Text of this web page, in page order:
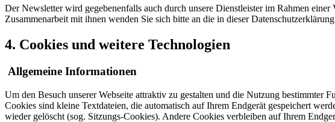
Der Newsletter wird gegebenenfalls auch durch unsere Dienstleister im Rahmen
Zusammenarbeit mit ihnen wenden Sie sich bitte an die in dieser
4. Cookies und weitere Technologien
Allgemeine Informationen
Um den Besuch unserer Webseite attraktiv zu gestalten und die Nutzung bestimmter
Cookies sind kleine Textdateien, die automatisch auf Ihrem Endgerät gespeichert
wieder gelöscht (sog. Sitzungs-Cookies). Andere Cookies verbleiben auf Ihrem